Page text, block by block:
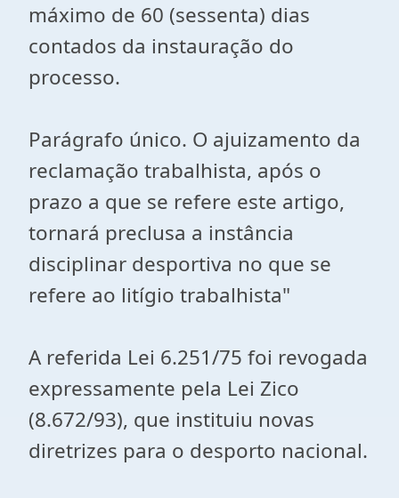
máximo de 60 (sessenta) dias
contados da instauração do
processo.
Parágrafo único. O ajuizamento da
reclamação trabalhista, após o
prazo a que se refere este artigo,
tornará preclusa a instância
disciplinar desportiva no que se
refere ao litígio trabalhista"
A referida Lei 6.251/75 foi revogada
expressamente pela Lei Zico
(8.672/93), que instituiu novas
diretrizes para o desporto nacional.